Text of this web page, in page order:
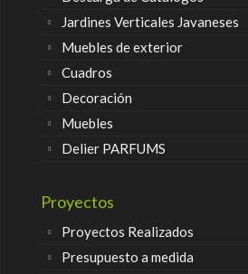
Jardines Verticales Javaneses
Muebles de exterior
Cuadros
Decoración
Muebles
Delier PARFUMS
Proyectos
Proyectos Realizados
Presupuesto a medida